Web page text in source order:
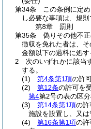
第34条
この条例に定
し必要な事項は、規則
第8章
罰則
第35条
偽りその他不
徴収を免れた者は、
金額以下の過料に処す
2
次のいずれかに該当
する。
(1)
第4条第1項の許
(2)
第12条の許可を
第4第2号の表の区
(3)
第14条第1項の許
施設を設置し、又
(4)
第16条第1項の許